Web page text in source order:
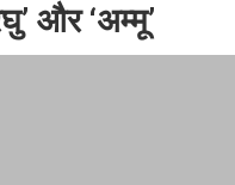
और ‘अम्‍मू’